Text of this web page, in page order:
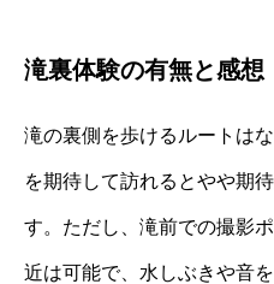
滝裏体験の有無と感想
滝の裏側を歩けるルートは
を期待して訪れるとやや期
す。ただし、滝前での撮影
近は可能で、水しぶきや音